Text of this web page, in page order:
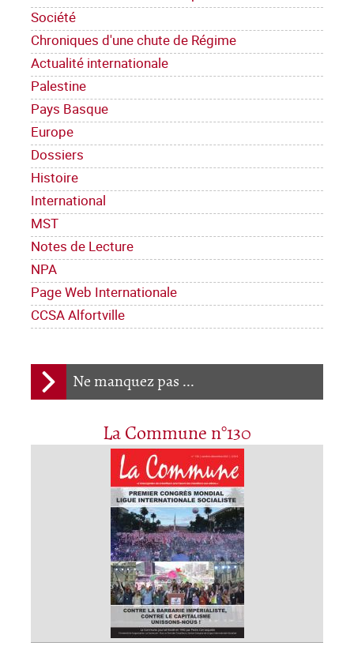
Société
Chroniques d'une chute de Régime
Actualité internationale
Palestine
Pays Basque
Europe
Dossiers
Histoire
International
MST
Notes de Lecture
NPA
Page Web Internationale
CCSA Alfortville
Ne manquez pas ...
La Commune n°130